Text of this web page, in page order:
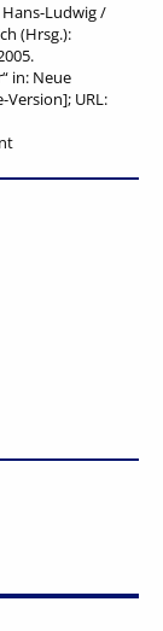
Hans-Ludwig /
(Hrsg.):
in: Neue
Version]; URL: